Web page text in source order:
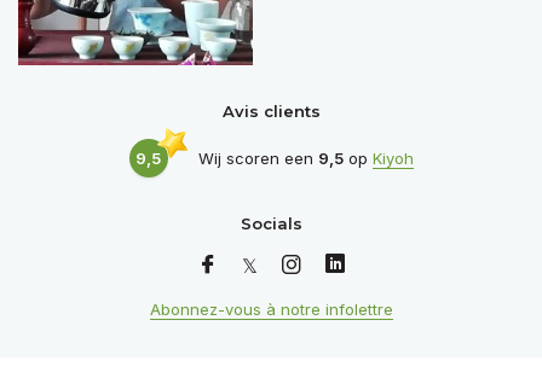
Avis clients
9,5 Wij scoren een 9,5op Kiyoh
Socials
Abonnez-vous à notre infolettre